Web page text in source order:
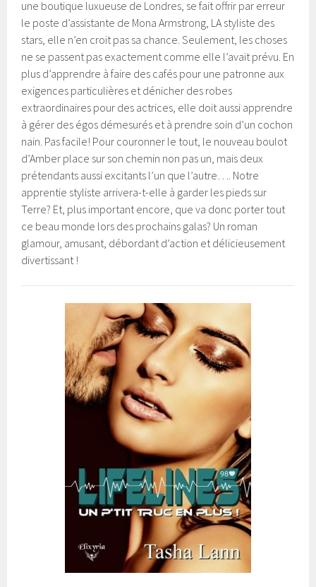
une boutique luxueuse de Londres, se fait offrir par erreur
le poste d’assistante de Mona Armstrong, LA styliste des
stars, elle n’en croit pas sa chance. Seulement, les choses
ne se passent pas exactement comme elle l’avait prévu. En
plus d’apprendre à faire des cafés pour une patronne aux
exigences particulières et dénicher des robes
extraordinaires pour des actrices, elle doit aussi apprendre
à gérer des égos démesurés et à prendre soin d’un cochon
nain. Pas facile! Pour couronner le tout, le nouveau boulot
d’Amber place sur son chemin non pas un, mais deux
prétendants aussi excitants l’un que l’autre…. Notre
apprentie styliste arrivera-t-elle à garder les pieds sur
Terre? Et, plus important encore, que va donc porter tout
ce beau monde lors des prochains galas? Un roman
glamour, amusant, débordant d’action et délicieusement
divertissant !